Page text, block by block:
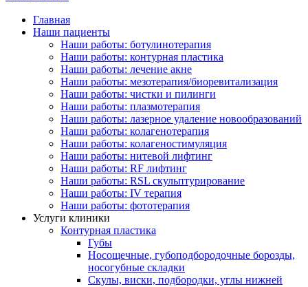
Главная
Наши пациенты
Наши работы: ботулинотерапия
Наши работы: контурная пластика
Наши работы: лечение акне
Наши работы: мезотерапия/биоревитализация
Наши работы: чистки и пилинги
Наши работы: плазмотерапия
Наши работы: лазерное удаление новообразований
Наши работы: колагенотерапия
Наши работы: колагеностимуляция
Наши работы: нитевой лифтинг
Наши работы: RF лифтинг
Наши работы: RSL скульптурирование
Наши работы: IV терапия
Наши работы: фототерапия
Услуги клиники
Контурная пластика
Губы
Носощечные, губоподбородочные борозды,
носогубные складки
Скулы, виски, подбородки, углы нижней